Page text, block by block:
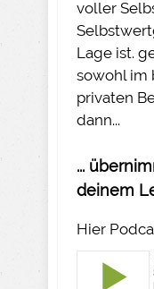
voller
Lage ist.
sowohl im
privaten
dann...
...
deinem
Hier